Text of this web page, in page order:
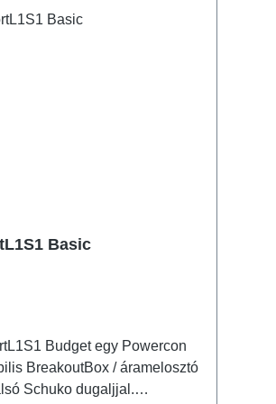
Basic
Budget egy Powercon
/ áramelosztó
Schuko dugaljjal.